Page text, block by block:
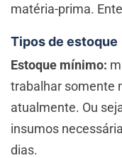
matéria-prima.
Tipos de estoque
Estoque mínimo:
trabalhar somente
atualmente. Ou
insumos
dias.